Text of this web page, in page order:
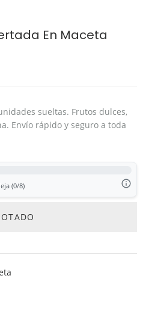
En Maceta
sueltas. Frutos dulces,
Envío rápido y seguro a toda
(0/8)